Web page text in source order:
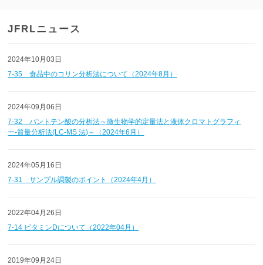
JFRLニュース
2024年10月03日
7-35 食品中のコリン分析法について（2024年8月）
2024年09月06日
7-32 パントテン酸の分析法～微生物学的定量法と液体クロマトグラフィ
ー-質量分析法(LC-MS 法)～（2024年6月）
2024年05月16日
7-31 サンプル調製のポイント（2024年4月）
2022年04月26日
7-14 ビタミンDについて（2022年04月）
2019年09月24日